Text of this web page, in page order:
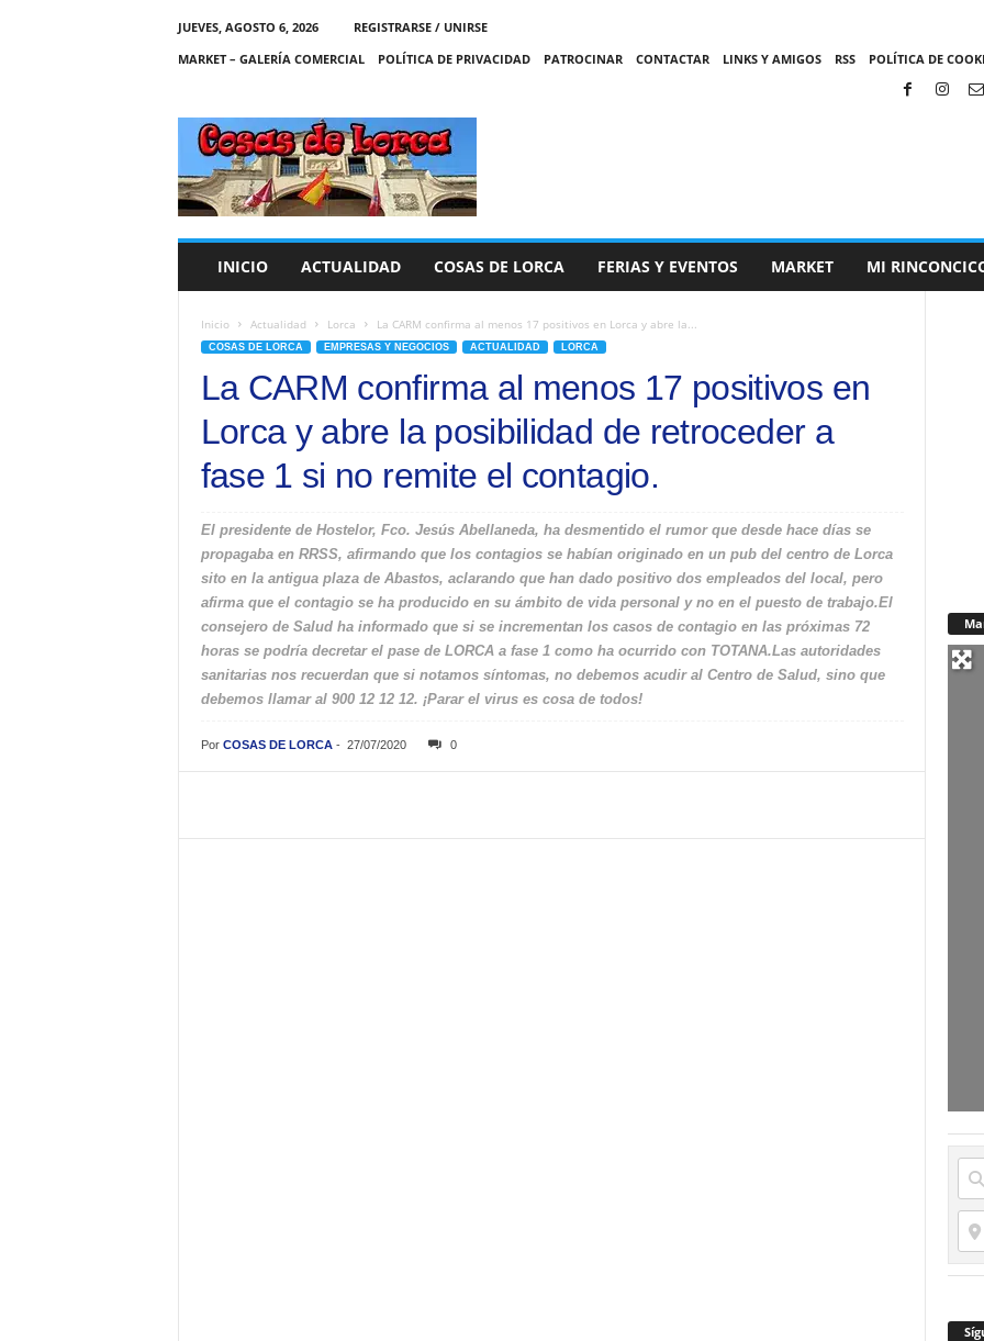
JUEVES, AGOSTO 6, 2026
REGISTRARSE / UNIRSE
MARKET – GALERÍA COMERCIAL
POLÍTICA DE PRIVACIDAD PATROCINAR CONTACTAR LINKS Y AMIGOS RSS POLÍTICA DE
C
A
S
INICIO ACTUALIDAD COSAS DE LORCA FERIAS Y EVENTOS MARKET MI
Inicio Actualidad Lorca La CARM confirma al menos 17 positivos en Lorca y abre la...
COSAS DE LORCA EMPRESAS Y NEGOCIOS ACTUALIDAD LORCA
La CARM confirma al menos 17 positivos en
Lorca y abre la posibilidad de retroceder a
fase 1 si no remite el contagio.
El presidente de Hostelor, Fco. Jesús Abellaneda, ha desmentido el rumor que desde hace días se
propagaba en RRSS, afirmando que los contagios se habían originado en un pub del centro de Lorca
sito en la antigua plaza de Abastos, aclarando que han dado positivo dos empleados del local, pero
afirma que el contagio se ha producido en su ámbito de vida personal y no en el puesto de trabajo.El
consejero de Salud ha informado que si se incrementan los casos de contagio en las próximas 72
horas se podría decretar el pase de LORCA a fase 1 como ha ocurrido con TOTANA.Las autoridades
sanitarias nos recuerdan que si notamos síntomas, no debemos acudir al Centro de Salud, sino que
debemos llamar al 900 12 12 12. ¡Parar el virus es cosa de todos!
Por COSAS DE LORCA- 27/07/2020 0